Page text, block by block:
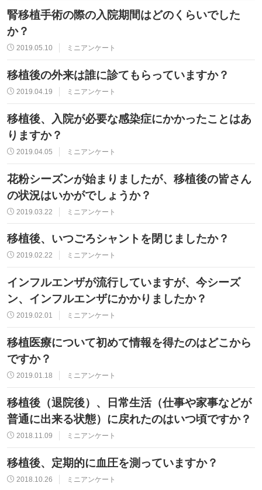
腎移植手術の際の入院期間はどのくらいでした
か？
2019.05.10 ミニアンケート
移植後の外来は誰に診てもらっていますか？
2019.04.19 ミニアンケート
移植後、入院が必要な感染症にかかったことはあ
りますか？
2019.04.05 ミニアンケート
花粉シーズンが始まりましたが、移植後の皆さん
の状況はいかがでしょうか？
2019.03.22 ミニアンケート
移植後、いつごろシャントを閉じましたか？
2019.02.22 ミニアンケート
インフルエンザが流行していますが、今シーズ
ン、インフルエンザにかかりましたか？
2019.02.01 ミニアンケート
移植医療について初めて情報を得たのはどこから
ですか？
2019.01.18 ミニアンケート
移植後（退院後）、日常生活（仕事や家事などが
普通に出来る状態）に戻れたのはいつ頃ですか？
2018.11.09 ミニアンケート
移植後、定期的に血圧を測っていますか？
2018.10.26 ミニアンケート